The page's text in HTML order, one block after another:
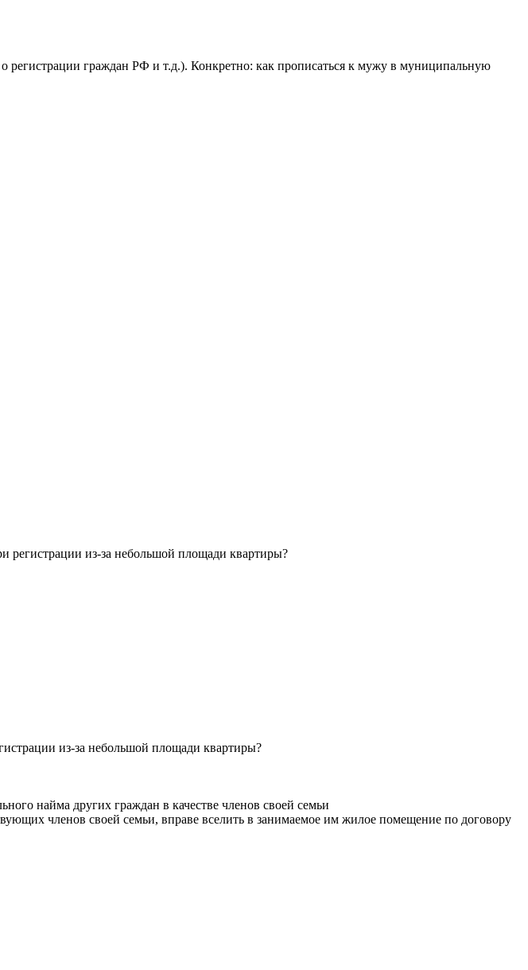
регистрации граждан РФ и т.д.). Конкретно: как прописаться к мужу в муниципальную
регистрации из-за небольшой площади квартиры?
из-за небольшой площади квартиры?
найма других граждан в качестве членов своей семьи
членов своей семьи, вправе вселить в занимаемое им жилое помещение по договору